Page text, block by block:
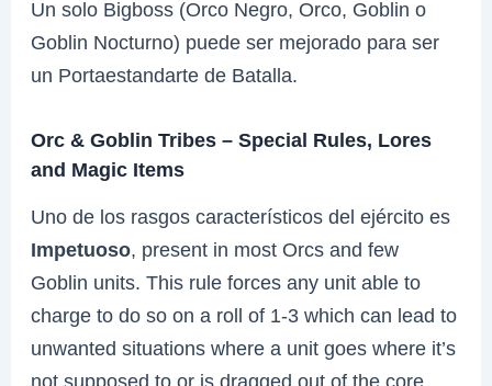
Un solo Bigboss (Orco Negro, Orco, Goblin o
Goblin Nocturno) puede ser mejorado para ser
un Portaestandarte de Batalla.
Orc & Goblin Tribes – Special Rules, Lores
and Magic Items
Uno de los rasgos característicos del ejército es
Impetuoso, present in most Orcs and few
Goblin units. This rule forces any unit able to
charge to do so on a roll of 1-3 which can lead to
unwanted situations where a unit goes where it’s
not supposed to or is dragged out of the core